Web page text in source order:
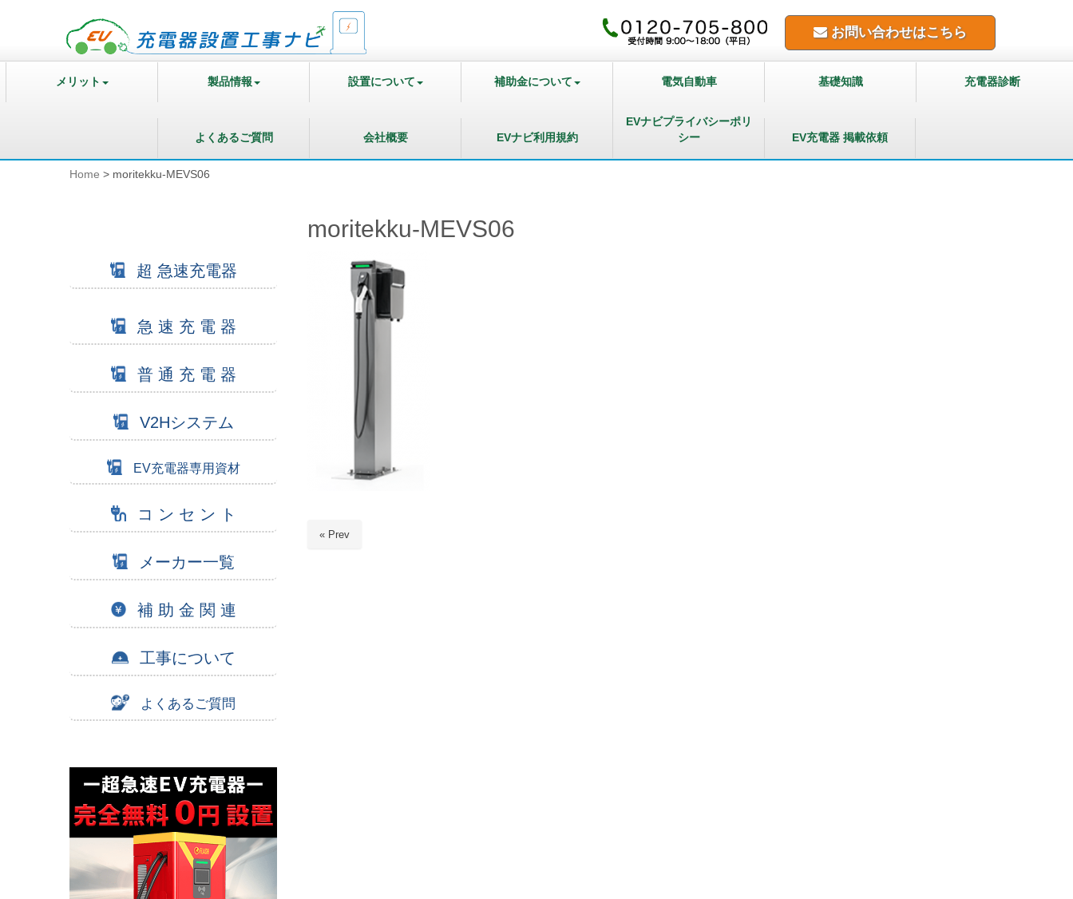
お問い合わせはこちら
メリット 製品情報 設置について 補助金について 電気自動車 基礎知識 充電器診断
よくあるご質問 会社概要 EVナビ利用規約
EVナビプライバシーポリ
シー
EV充電器 掲載依頼
Home > moritekku-MEVS06
moritekku-MEVS06
« Prev
超 急速充電器
急 速 充 電 器
普 通 充 電 器
V2Hシステム
EV充電器専用資材
コ ン セ ン ト
メーカー一覧
補 助 金 関 連
工事について
よくあるご質問